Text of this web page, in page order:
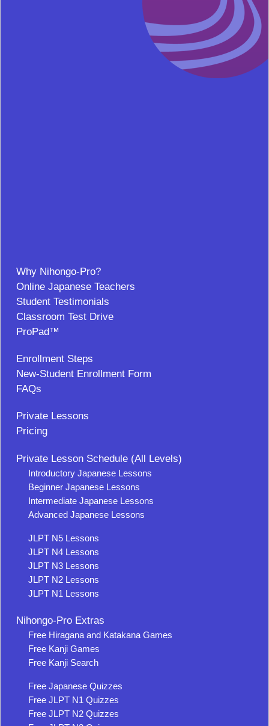
Why Nihongo-Pro?
Online Japanese Teachers
Student Testimonials
Classroom Test Drive
ProPad™
Enrollment Steps
New-Student Enrollment Form
FAQs
Private Lessons
Pricing
Private Lesson Schedule (All Levels)
Introductory Japanese Lessons
Beginner Japanese Lessons
Intermediate Japanese Lessons
Advanced Japanese Lessons
JLPT N5 Lessons
JLPT N4 Lessons
JLPT N3 Lessons
JLPT N2 Lessons
JLPT N1 Lessons
Nihongo-Pro Extras
Free Hiragana and Katakana Games
Free Kanji Games
Free Kanji Search
Free Japanese Quizzes
Free JLPT N1 Quizzes
Free JLPT N2 Quizzes